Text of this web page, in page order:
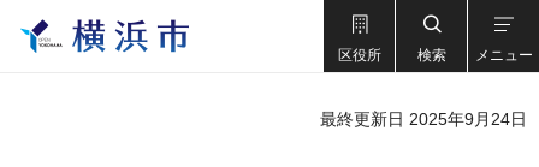
区役所 検索 メニュー
最終更新日 2025年9月24日